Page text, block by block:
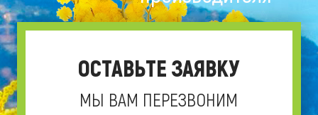
ОСТАВЬТЕ ЗАЯВКУ
МЫ ВАМ ПЕРЕЗВОНИМ